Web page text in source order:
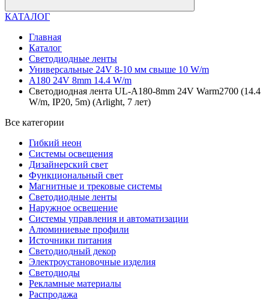
КАТАЛОГ
Главная
Каталог
Светодиодные ленты
Универсальные 24V 8-10 мм свыше 10 W/m
A180 24V 8mm 14.4 W/m
Светодиодная лента UL-A180-8mm 24V Warm2700 (14.4
W/m, IP20, 5m) (Arlight, 7 лет)
Все категории
Гибкий неон
Системы освещения
Дизайнерский свет
Функциональный свет
Магнитные и трековые системы
Светодиодные ленты
Наружное освещение
Системы управления и автоматизации
Алюминиевые профили
Источники питания
Светодиодный декор
Электроустановочные изделия
Светодиоды
Рекламные материалы
Распродажа